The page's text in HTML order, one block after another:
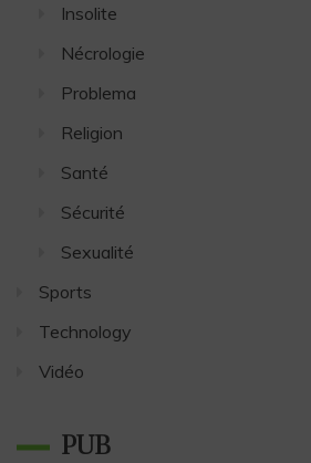
Insolite
Nécrologie
Problema
Religion
Santé
Sécurité
Sexualité
Sports
Technology
Vidéo
PUB